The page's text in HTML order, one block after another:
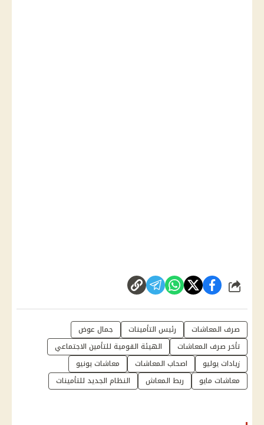
شارك
صرف المعاشات رئيس التأمينات
جمال عوض
تأخر صرف المعاشات
الهيئة القومية للتأمين الاجتماعي
زيادات يوليو
اصحاب المعاشات
معاشات يونيو
معاشات مايو
ربط المعاش النظام الجديد للتأمينات